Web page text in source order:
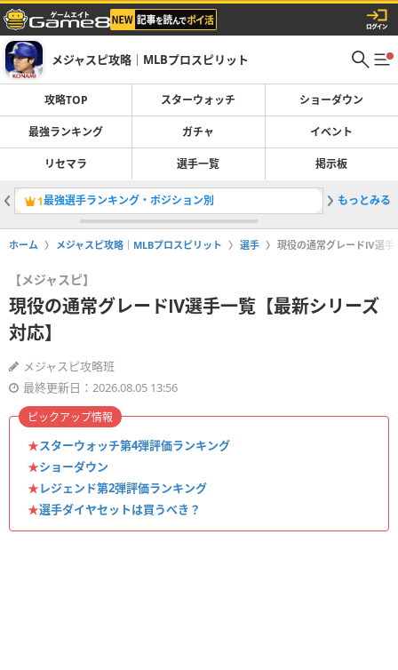
メジャスピ攻略｜MLBプロスピリット
攻略TOP スターウォッチ ショーダウン
最強ランキング ガチャ イベント
リセマラ 選手一覧 掲示板
1最強選手ランキング・ポジション別 2ガチャ
もっとみる
ホーム メジャスピ攻略｜MLBプロスピリット 選手 現役の通常グレードⅣ選手
【メジャスピ】
現役の通常グレードⅣ選手一覧【最新シリーズ
対応】
メジャスピ攻略班
最終更新日：2026.08.05 13:56
★スターウォッチ第4弾評価ランキング
★ショーダウン
★レジェンド第2弾評価ランキング
★選手ダイヤセットは買うべき？
ピックアップ情報